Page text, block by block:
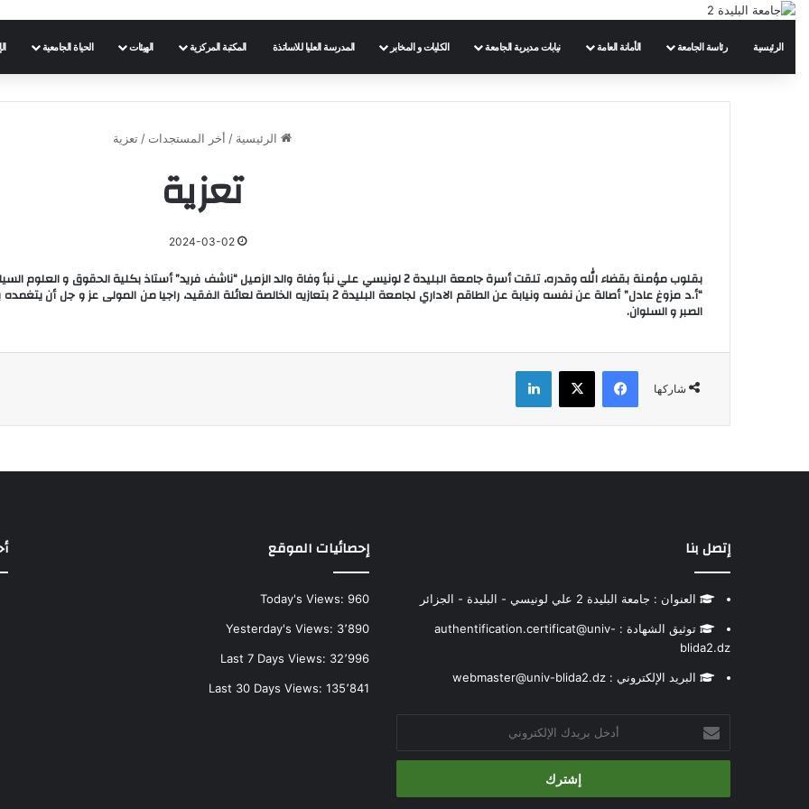
الرئيسية رئاسة الجامعة الأمانة العامة نيابات مديرية الجامعة الكليات و المخابر المدرسة العليا للاساتذة المكتبة المركزية الهيئات الحياة الجامعية
الرئيسية / أخر المستجدات / تعزية
تعزية
2024-03-02
بقلوب مؤمنة بقضاء الله وقدره، تلقت أسرة جامعة البليدة 2 لونيسي علي نبأ وفاة والد الزميل “ناشف فريد” أستاذ
“أ.د مزوغ عادل” أصالة عن نفسه ونيابة عن الطاقم الاداري لجامعة البليدة 2 بتعازيه الخالصة لعائلة
الصبر و السلوان.
شاركها
فيسبوك
إتصل بنا
العنوان : جامعة البليدة 2 علي لونيسي - البليدة - الجزائر
توثيق الشهادة : authentification.certificat@univ-
blida2.dz
البريد الإلكتروني : webmaster@univ-blida2.dz
أدخل
بريدك
الإلكتروني
إحصائيات الموقع
Today's Views:960
Yesterday's Views: 3٬890
Last 7 Days Views: 32٬996
Last 30 Days Views:135٬841